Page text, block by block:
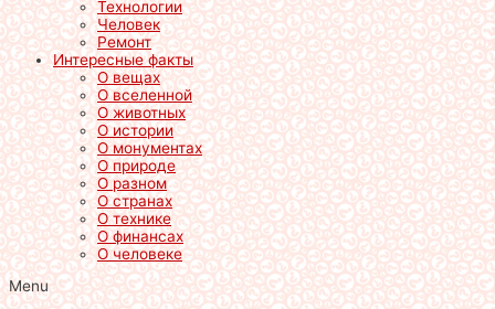
Технологии
Человек
Ремонт
Интересные факты
О вещах
О вселенной
О животных
О истории
О монументах
О природе
О разном
О странах
О технике
О финансах
О человеке
Menu